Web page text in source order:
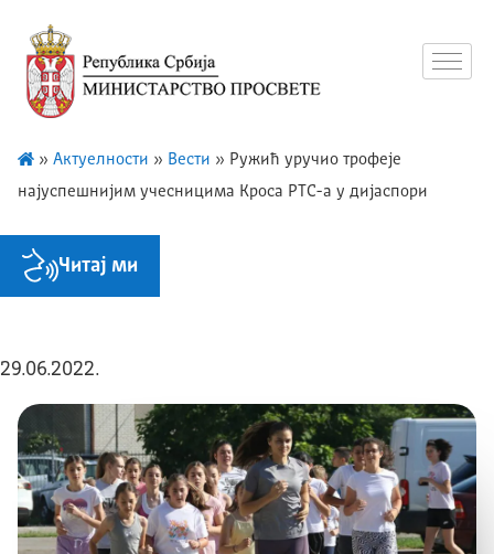
» Актуелности » Вести » Ружић уручио трофеје
најуспешнијим учесницима Кроса РТС-а у дијаспори
Читај ми
29.06.2022.